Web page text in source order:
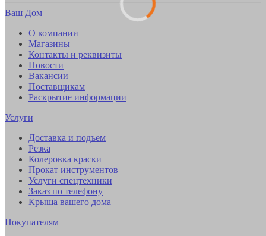
Ваш Дом
О компании
Магазины
Контакты и реквизиты
Новости
Вакансии
Поставщикам
Раскрытие информации
Услуги
Доставка и подъем
Резка
Колеровка краски
Прокат инструментов
Услуги спецтехники
Заказ по телефону
Крыша вашего дома
Покупателям